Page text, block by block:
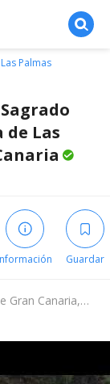
Palmas
de Las
Guardar
Gran Canaria,